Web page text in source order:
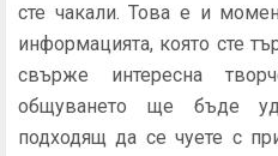
сте чакали. Това е и
информацията, която сте
свърже интересна
общуването ще бъде
подходящ да се чуете с